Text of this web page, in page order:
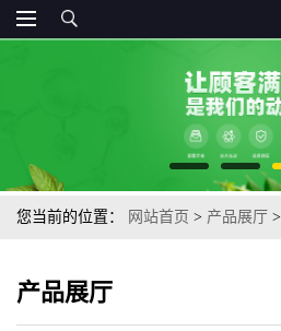
您当前的位置： 网站首页 > 产品展厅 >
产品展厅